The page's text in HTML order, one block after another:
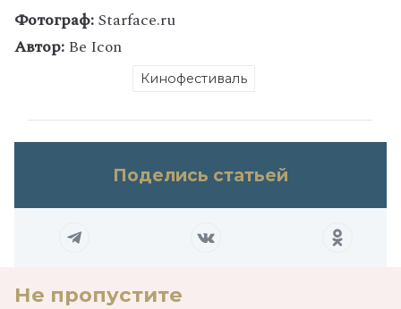
Фотограф:Starface.ru
Автор:Be Icon
Кинофестиваль
Поделись статьей
Не пропустите